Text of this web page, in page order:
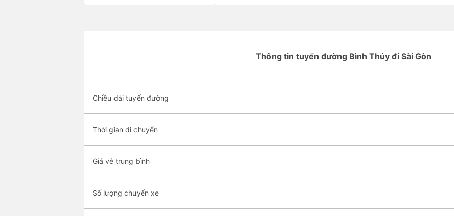
Thông tin tuyến đường Bình Thủy đi Sài Gòn
Chiều dài tuyến đường
Thời gian di chuyển
Giá vé trung bình
Số lượng chuyến xe